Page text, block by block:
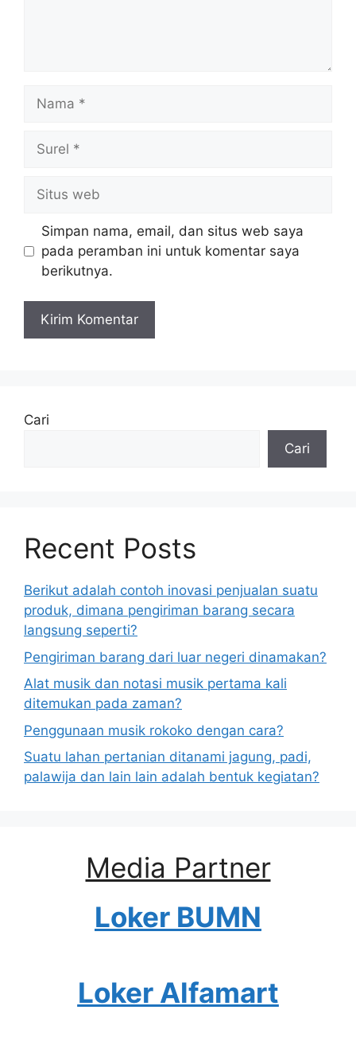
web
Simpan nama, email, dan situs web saya
pada peramban ini untuk komentar saya
berikutnya.
Cari
Cari
Recent Posts
Berikut adalah contoh inovasi penjualan suatu
produk, dimana pengiriman barang secara
langsung seperti?
Pengiriman barang dari luar negeri dinamakan?
Alat musik dan notasi musik pertama kali
ditemukan pada zaman?
Penggunaan musik rokoko dengan cara?
Suatu lahan pertanian ditanami jagung, padi,
palawija dan lain lain adalah bentuk kegiatan?
Media Partner
Loker BUMN
Loker Alfamart